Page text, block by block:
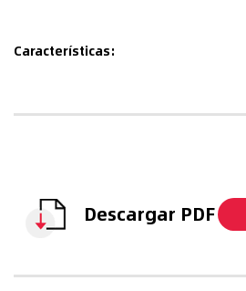
Características:
Descargar PDF